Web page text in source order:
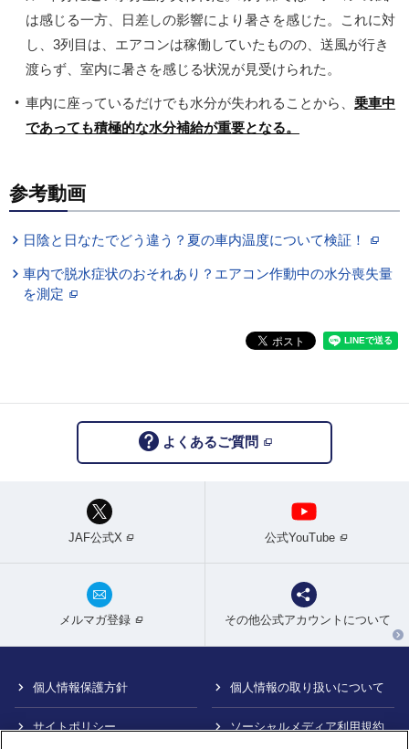
は感じる一方、日差しの影響により暑さを感じた。これに対
し、3列目は、エアコンは稼働していたものの、送風が行き
渡らず、室内に暑さを感じる状況が見受けられた。
車内に座っているだけでも水分が失われることから、 乗車中
であっても積極的な水分補給が重要となる。
参考動画
日陰と日なたでどう違う？夏の車内温度について検証！
車内で脱水症状のおそれあり？エアコン作動中の水分喪失量
を測定
よくあるご質問
JAF公式X 公式YouTube
メルマガ登録 その他公式アカウントについて
個人情報保護方針 個人情報の取り扱いについて
サイトポリシー ソーシャルメディア利用規約